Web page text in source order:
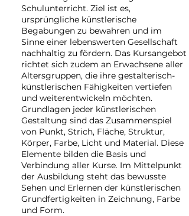
Schulunterricht. Ziel ist es,
ursprüngliche künstlerische
Begabungen zu bewahren und im
Sinne einer lebenswerten Gesellschaft
nachhaltig zu fördern. Das Kursangebot
richtet sich zudem an Erwachsene aller
Altersgruppen, die ihre gestalterisch-
künstlerischen Fähigkeiten vertiefen
und weiterentwickeln möchten.
Grundlagen jeder künstlerischen
Gestaltung sind das Zusammenspiel
von Punkt, Strich, Fläche, Struktur,
Körper, Farbe, Licht und Material. Diese
Elemente bilden die Basis und
Verbindung aller Kurse. Im Mittelpunkt
der Ausbildung steht das bewusste
Sehen und Erlernen der künstlerischen
Grundfertigkeiten in Zeichnung, Farbe
und Form.